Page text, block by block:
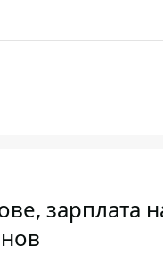
зарплата